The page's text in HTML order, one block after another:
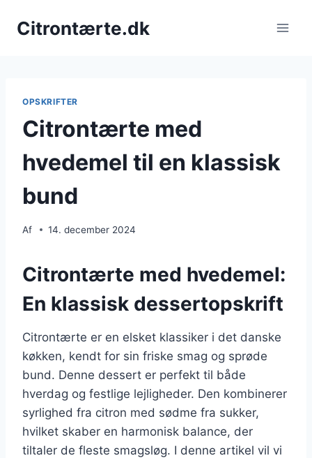
Citrontærte.dk
OPSKRIFTER
Citrontærte med
hvedemel til en klassisk
bund
Af 14. december 2024
Citrontærte med hvedemel:
En klassisk dessertopskrift
Citrontærte er en elsket klassiker i det danske
køkken, kendt for sin friske smag og sprøde
bund. Denne dessert er perfekt til både
hverdag og festlige lejligheder. Den kombinerer
syrlighed fra citron med sødme fra sukker,
hvilket skaber en harmonisk balance, der
tiltaler de fleste smagsløg. I denne artikel vil vi